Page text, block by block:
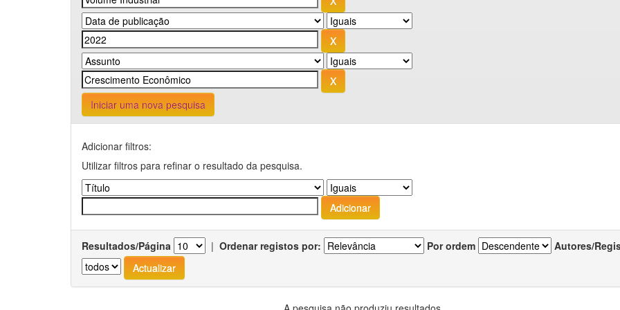
Iniciar uma nova pesquisa
Adicionar filtros:
Utilizar filtros para refinar o resultado da pesquisa.
Resultados/Página | Ordenar registos por: Por ordem Autores/